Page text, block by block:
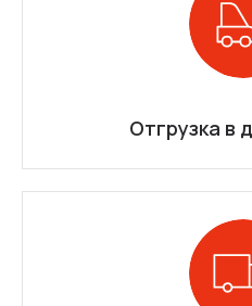
Отгрузка в